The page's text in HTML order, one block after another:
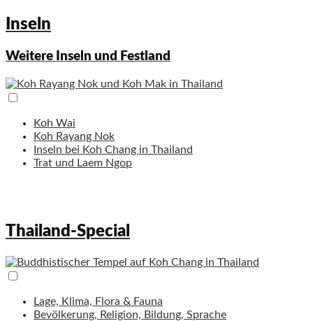
Inseln
Weitere Inseln und Festland
Koh Wai
Koh Rayang Nok
Inseln bei Koh Chang in Thailand
Trat und Laem Ngop
Thailand-Special
Lage, Klima, Flora & Fauna
Bevölkerung, Religion, Bildung, Sprache